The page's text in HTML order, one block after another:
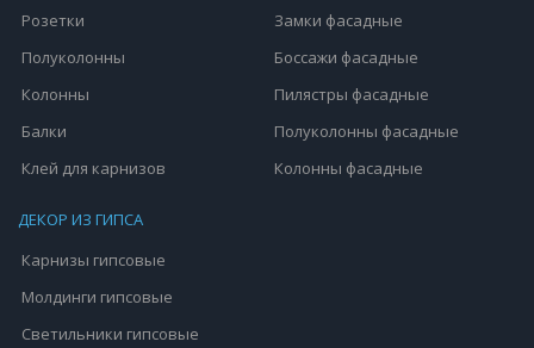
Розетки
Полуколонны
Колонны
Балки
Клей для карнизов
Замки фасадные
Боссажи фасадные
Пилястры фасадные
Полуколонны фасадные
Колонны фасадные
ДЕКОР ИЗ ГИПСА
Карнизы гипсовые
Молдинги гипсовые
Светильники гипсовые